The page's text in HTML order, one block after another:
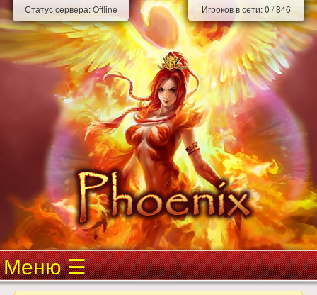
Статус сервера:Offline Игроков в сети:0 /846
Меню